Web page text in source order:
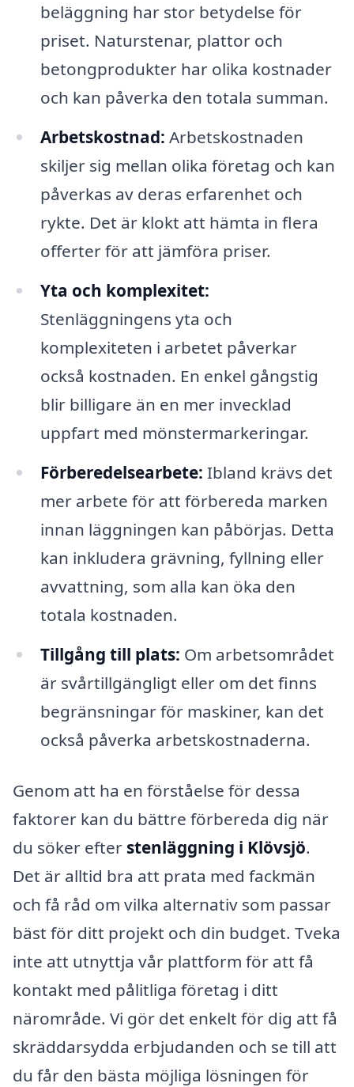
beläggning har stor betydelse för
priset. Naturstenar, plattor och
betongprodukter har olika kostnader
och kan påverka den totala summan.
Arbetskostnad: Arbetskostnaden
skiljer sig mellan olika företag och kan
påverkas av deras erfarenhet och
rykte. Det är klokt att hämta in flera
offerter för att jämföra priser.
Yta och komplexitet:
Stenläggningens yta och
komplexiteten i arbetet påverkar
också kostnaden. En enkel gångstig
blir billigare än en mer invecklad
uppfart med mönstermarkeringar.
Förberedelsearbete: Ibland krävs det
mer arbete för att förbereda marken
innan läggningen kan påbörjas. Detta
kan inkludera grävning, fyllning eller
avvattning, som alla kan öka den
totala kostnaden.
Tillgång till plats: Om arbetsområdet
är svårtillgängligt eller om det finns
begränsningar för maskiner, kan det
också påverka arbetskostnaderna.
Genom att ha en förståelse för dessa
faktorer kan du bättre förbereda dig när
du söker efter stenläggning i Klövsjö.
Det är alltid bra att prata med fackmän
och få råd om vilka alternativ som passar
bäst för ditt projekt och din budget. Tveka
inte att utnyttja vår plattform för att få
kontakt med pålitliga företag i ditt
närområde. Vi gör det enkelt för dig att få
skräddarsydda erbjudanden och se till att
du får den bästa möjliga lösningen för